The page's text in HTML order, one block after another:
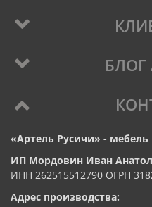
БЛОГ
«Артель Русичи» - мебель
ИП Мордовин Иван
ИНН 262515512790 ОГРН
Адрес производства: